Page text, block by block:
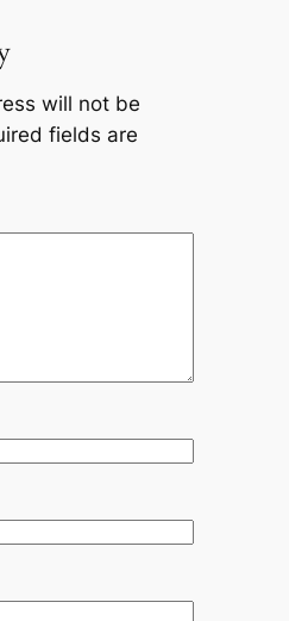
will not be
fields are